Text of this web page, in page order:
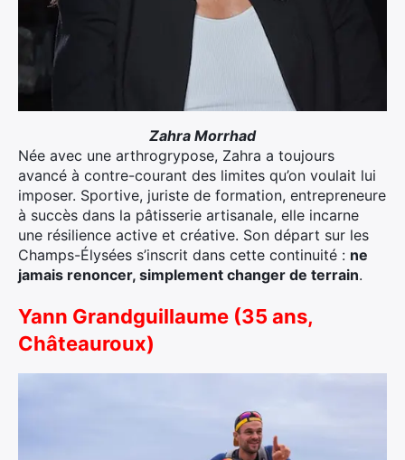
Zahra Morrhad
Née avec une arthrogrypose, Zahra a toujours
avancé à contre-courant des limites qu’on voulait lui
imposer. Sportive, juriste de formation, entrepreneure
à succès dans la pâtisserie artisanale, elle incarne
une résilience active et créative. Son départ sur les
Champs-Élysées s’inscrit dans cette continuité : ne
jamais renoncer, simplement changer de terrain.
Yann Grandguillaume (35 ans,
Châteauroux)